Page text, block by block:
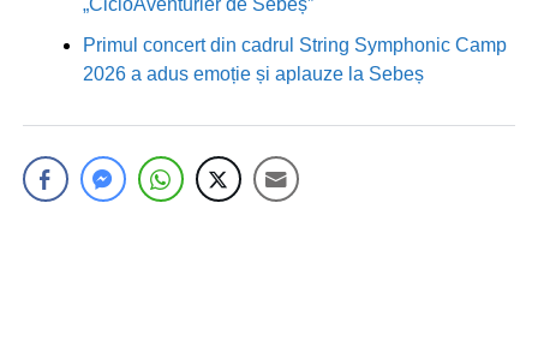
„CicloAventurier de Sebeș”
Primul concert din cadrul String Symphonic Camp
2026 a adus emoție și aplauze la Sebeș